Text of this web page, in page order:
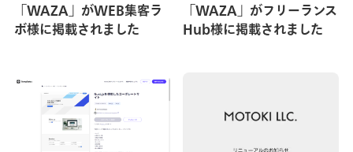
制作実績
「WAZA」がWEB集客ラ
ボ様に掲載されました
「WAZA」がフリーランス
Hub様に掲載されました